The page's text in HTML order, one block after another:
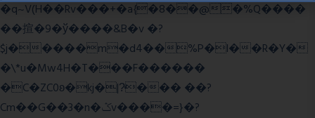
�q~V(H��Rv���+�a{�8��@�%Q����
��揎�9�ў����&B�v �?
$j�����m�d4��%P�l��R�Y�
�\*u�Mw4H�T���F������
�C�ZC0ʚ�kj�|?ͮ��� ��?
Cm��G��3�n�ݣv����=}�?